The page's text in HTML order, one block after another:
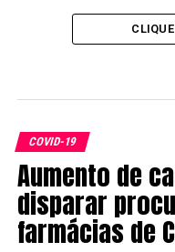
COVID-19
Aumento de
disparar
farmácias de